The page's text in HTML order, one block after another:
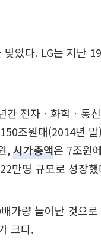
았다. LG는 지난
간 전자ㆍ화학ㆍ통
조원대(2014년
, 시가총액은 7조원
만명 규모로 성장했
가량 늘어난 것으
크다.